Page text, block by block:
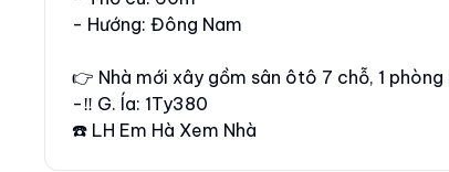
- Hướng: Đông Nam
👉 Nhà mới xây gồm sân ôtô 7 chỗ, 1
-‼️ G. Ía: 1Ty380
☎️ LH Em Hà Xem Nhà